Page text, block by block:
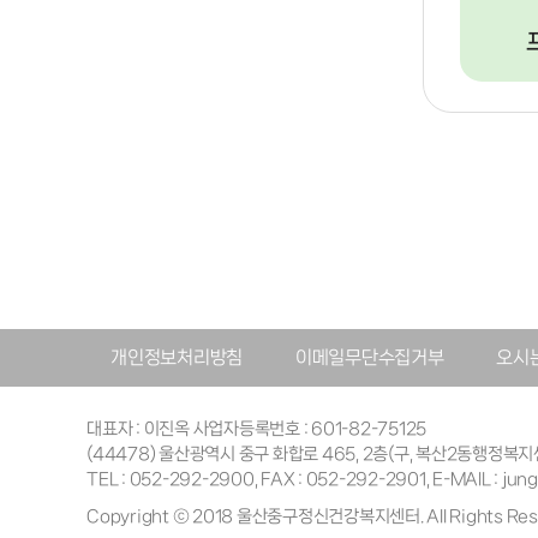
개인정보처리방침 이메일무단수집거부 오시
대표자 : 이진옥 사업자등록번호 : 601-82-75125
(44478) 울산광역시 중구 화합로 465, 2층(구, 복산2동행정복지
TEL : 052-292-2900, FAX : 052-292-2901, E-MAIL :
Copyright ⓒ 2018 울산중구정신건강복지센터. All Rights